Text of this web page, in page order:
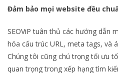
Đảm bảo mọi website đều
SEOViP tuân thủ các hướng dẫn
hóa cấu trúc URL, meta tags, và
Chúng tôi cũng chú trọng tối ưu
quan trọng trong xếp hạng tìm